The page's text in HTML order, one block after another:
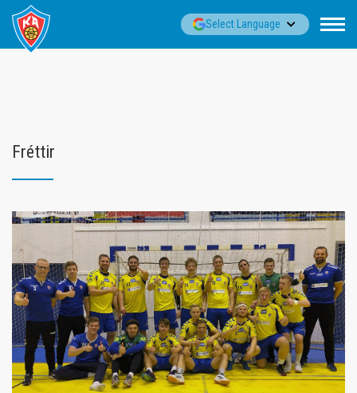
Fara
Select Language▼
Fréttir